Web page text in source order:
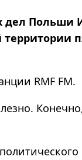
дел
RMF FM.